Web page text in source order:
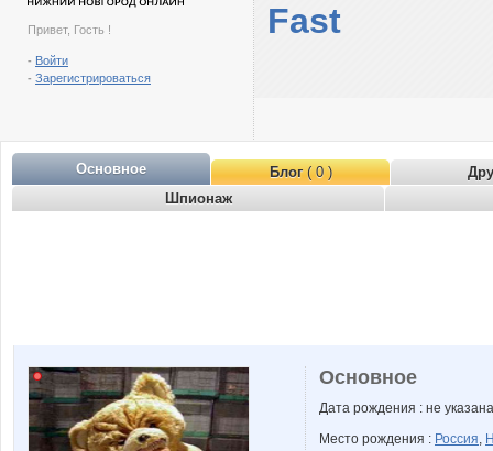
Привет, Гость !
- Войти
- Зарегистрироваться
Fast
Основное Блог( 0 )
Шпионаж
Основное
Дата рождения : не указана
Место рождения : Россия,